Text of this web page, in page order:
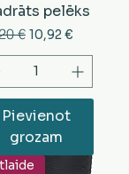
pelēks
cena
€ Izpārdošanas
10,92 €
Pievienot
grozam